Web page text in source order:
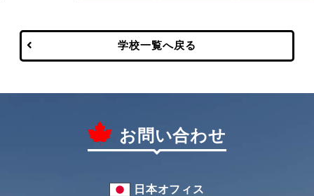
学校一覧へ戻る
お問い合わせ
日本オフィス